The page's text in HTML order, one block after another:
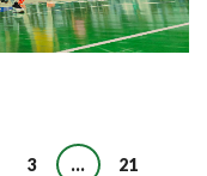
Page
3 … Page
21